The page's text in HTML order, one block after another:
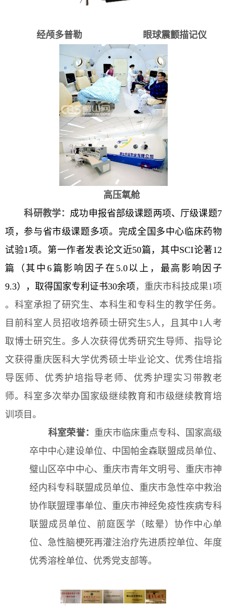
经颅多普勒 眼球震颤描记仪
高压氧舱
科研教学： 成功申报省部级课题两项、厅级课题7
项，参与省市级课题多项。完成全国多中心临床药物
试验1项。第一作者发表论文近50篇，其中SCI论著12
篇（其中6篇影响因子在5.0以上，最高影响因子
9.3），取得国家专利证书30余项 ，重庆市科技成果1项
。科室承担了研究生、本科生和专科生的教学任务。
目前科室人员招收培养硕士研究生5人，且其中1人考
取博士研究生。多人次获得优秀研究生导师、指导论
文获得重庆医科大学优秀硕士毕业论文、优秀住培指
导医师、优秀护培指导老师、优秀护理实习带教老
师。科室多次举办国家级继续教育和市级继续教育培
训项目。
科室荣誉： 重庆市临床重点专科、国家高级
卒中中心建设单位、中国帕金森联盟成员单位、
璧山区卒中中心、重庆市青年文明号、重庆市神
经内科专科联盟成员单位、重庆市急性卒中救治
协作联盟理事单位、重庆市神经免疫性疾病专科
联盟成员单位、前庭医学（眩晕）协作中心单
位、急性脑梗死再灌注治疗先进质控单位、年度
优秀溶栓单位、优秀党支部等。